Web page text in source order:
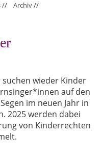
// Archiv//
suchen wieder Kinder
auf den
im neuen Jahr in
2025 werden dabei
von Kinderrechten